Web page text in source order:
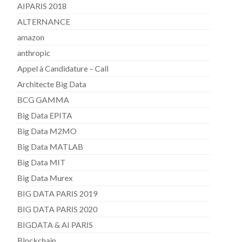
AIPARIS 2018
ALTERNANCE
amazon
anthropic
Appel à Candidature – Call
Architecte Big Data
BCG GAMMA
Big Data EPITA
Big Data M2MO
Big Data MATLAB
Big Data MIT
Big Data Murex
BIG DATA PARIS 2019
BIG DATA PARIS 2020
BIGDATA & AI PARIS
Blockchain